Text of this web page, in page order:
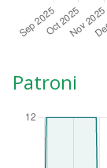
Patroni